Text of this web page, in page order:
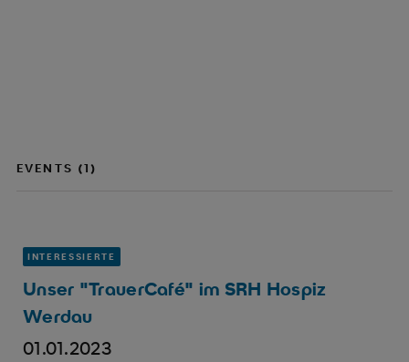
EVENTS (1)
INTERESSIERTE
Unser "TrauerCafé" im SRH Hospiz
Werdau
01.01.2023